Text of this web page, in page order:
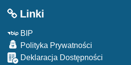
Linki
BIP
Polityka Prywatności
Deklaracja Dostępności